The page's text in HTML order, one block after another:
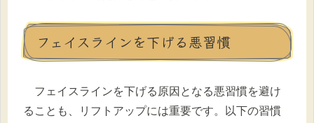
フェイスラインを下げる悪習慣
フェイスラインを下げる原因となる悪習慣を避け
ることも、リフトアップには重要です。以下の習慣